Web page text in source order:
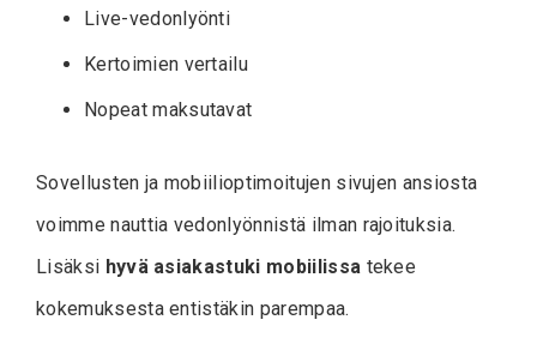
Live-vedonlyönti
Kertoimien vertailu
Nopeat maksutavat
Sovellusten ja mobiilioptimoitujen sivujen ansiosta
voimme nauttia vedonlyönnistä ilman rajoituksia.
Lisäksi hyvä asiakastuki mobiilissa tekee
kokemuksesta entistäkin parempaa.